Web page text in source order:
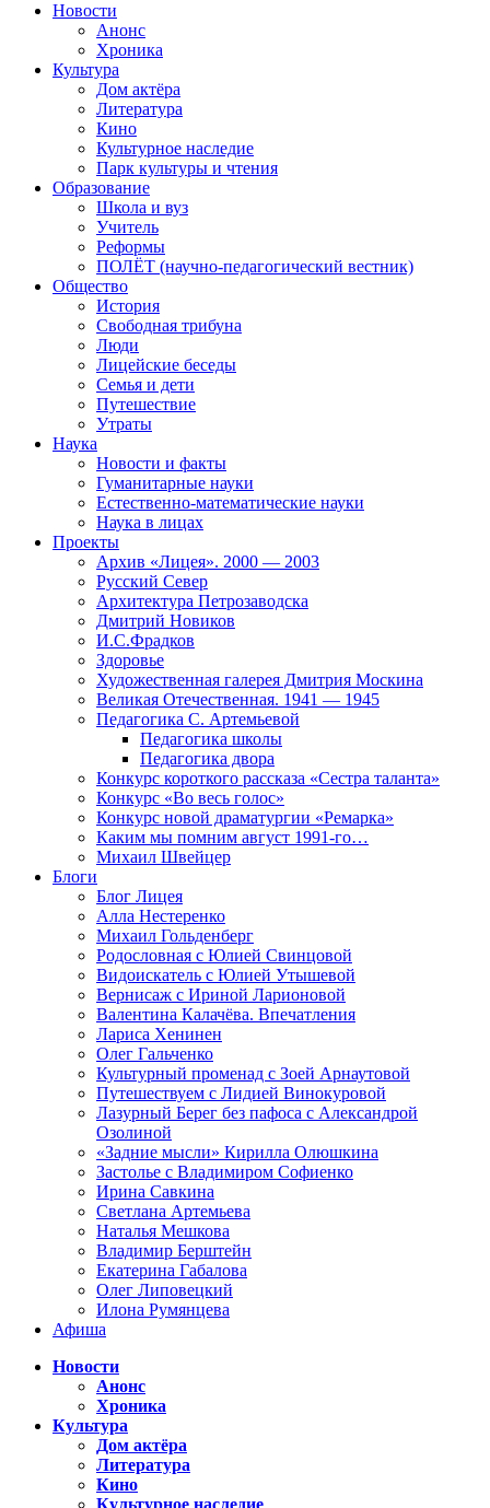
Новости
Анонс
Хроника
Культура
Дом актёра
Литература
Кино
Культурное наследие
Парк культуры и чтения
Образование
Школа и вуз
Учитель
Реформы
ПОЛЁТ (научно-педагогический вестник)
Общество
История
Свободная трибуна
Люди
Лицейские беседы
Семья и дети
Путешествие
Утраты
Наука
Новости и факты
Гуманитарные науки
Естественно-математические науки
Наука в лицах
Проекты
Архив «Лицея». 2000 — 2003
Русский Север
Архитектура Петрозаводска
Дмитрий Новиков
И.С.Фрадков
Здоровье
Художественная галерея Дмитрия Москина
Великая Отечественная. 1941 — 1945
Педагогика С. Артемьевой
Педагогика школы
Педагогика двора
Конкурс короткого рассказа «Сестра таланта»
Конкурс «Во весь голос»
Конкурс новой драматургии «Ремарка»
Каким мы помним август 1991-го…
Михаил Швейцер
Блоги
Блог Лицея
Алла Нестеренко
Михаил Гольденберг
Родословная с Юлией Свинцовой
Видоискатель с Юлией Утышевой
Вернисаж с Ириной Ларионовой
Валентина Калачёва. Впечатления
Лариса Хенинен
Олег Гальченко
Культурный променад с Зоей Арнаутовой
Путешествуем с Лидией Винокуровой
Лазурный Берег без пафоса с Александрой
Озолиной
«Задние мысли» Кирилла Олюшкина
Застолье с Владимиром Софиенко
Ирина Савкина
Светлана Артемьева
Наталья Мешкова
Владимир Берштейн
Екатерина Габалова
Олег Липовецкий
Илона Румянцева
Афиша
Новости
Анонс
Хроника
Культура
Дом актёра
Литература
Кино